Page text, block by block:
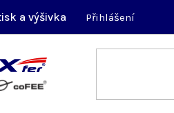
a výšivka Přihlášení